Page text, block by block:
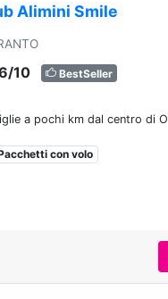
Alimini Smile
10 BestSeller
a pochi km dal centro di
con volo